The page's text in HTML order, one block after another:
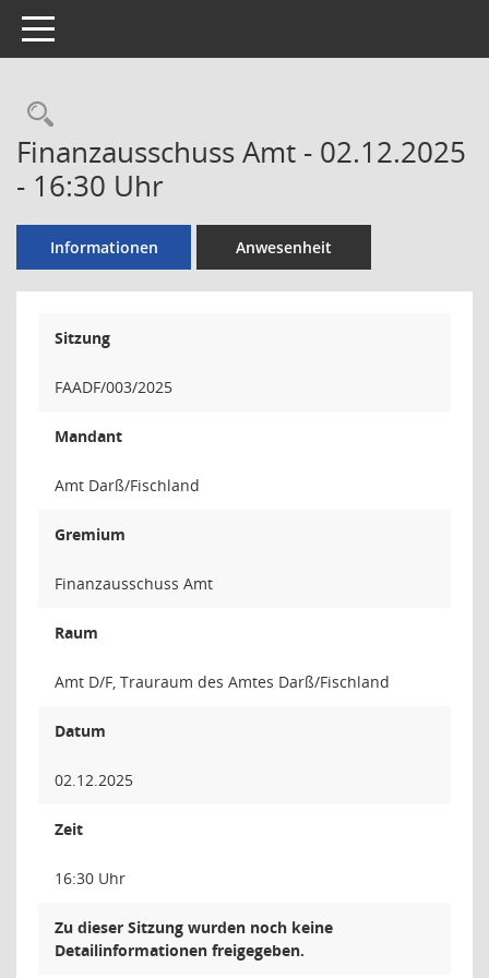
Toggle navigation
Rechercheauswahl
Finanzausschuss Amt - 02.12.2025
- 16:30 Uhr
Informationen Anwesenheit
Sitzung
FAADF/003/2025
Mandant
Amt Darß/Fischland
Gremium
Finanzausschuss Amt
Raum
Amt D/F, Trauraum des Amtes Darß/Fischland
Datum
02.12.2025
Zeit
16:30 Uhr
Zu dieser Sitzung wurden noch keine
Detailinformationen freigegeben.